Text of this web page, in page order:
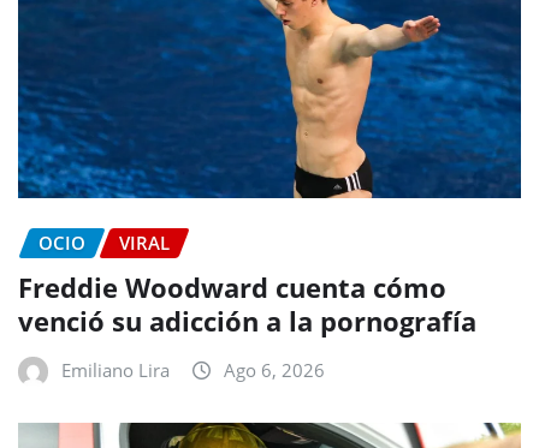
OCIO VIRAL
Freddie Woodward cuenta cómo
venció su adicción a la pornografía
Emiliano Lira Ago 6, 2026